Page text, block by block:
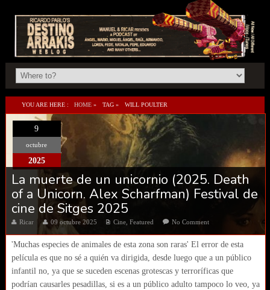
YOU ARE HERE : HOME » TAG » WILL POULTER
9
octubre
2025
La muerte de un unicornio (2025. Death
of a Unicorn. Alex Scharfman) Festival de
cine de Sitges 2025
Ricar 09 octubre 2025 Cine, Featured No Comment
'Muchas especies de animales de esta zona son raras' El error de esta
película es que no sé a quién va dirigida, desde luego que a un público
infantil no, ya que se suceden escenas grotescas y terroríficas que
podrían causarles pesadillas, si es a un público adulto tampoco lo veo, ya